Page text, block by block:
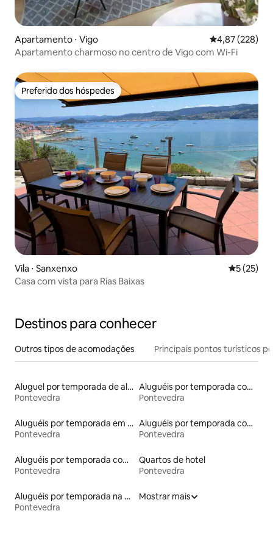
Apartamento ⋅ Vigo 4,87 de uma
4,87 (228)
Apartamento charmoso no centro de Vigo com Wi-Fi
Preferido dos hóspedes
Preferido dos hóspedes
Vila ⋅ Sanxenxo 5 de uma
5 (25)
Casa com vista para Rías Baixas
Destinos para conhecer
Outros tipos de acomodações Principais pontos turísticos
Aluguel por temporada de alojamentos ecológicos
Pontevedra
Aluguéis por temporada com acesso à praia
Pontevedra
Aluguéis por temporada em albergue
Pontevedra
Aluguéis por temporada com acesso ao lago
Pontevedra
Aluguéis por temporada com café da manhã
Pontevedra
Quartos de hotel
Pontevedra
Aluguéis por temporada na orla
Pontevedra
Mostrar mais